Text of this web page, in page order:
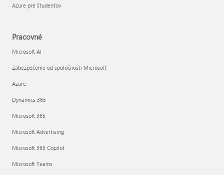
Azure pre študentov
Pracovné
Microsoft AI
Zabezpečenie od spoločnosti Microsoft
Azure
Dynamics 365
Microsoft 365
Microsoft Advertising
Microsoft 365 Copilot
Microsoft Teams